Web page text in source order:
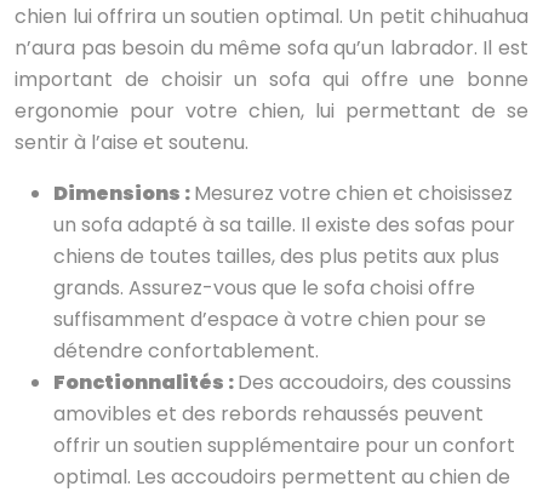
chien lui offrira un soutien optimal. Un petit chihuahua
n’aura pas besoin du même sofa qu’un labrador. Il est
important de choisir un sofa qui offre une bonne
ergonomie pour votre chien, lui permettant de se
sentir à l’aise et soutenu.
Dimensions :Mesurez votre chien et choisissez
un sofa adapté à sa taille. Il existe des sofas pour
chiens de toutes tailles, des plus petits aux plus
grands. Assurez-vous que le sofa choisi offre
suffisamment d’espace à votre chien pour se
détendre confortablement.
Fonctionnalités :Des accoudoirs, des coussins
amovibles et des rebords rehaussés peuvent
offrir un soutien supplémentaire pour un confort
optimal. Les accoudoirs permettent au chien de